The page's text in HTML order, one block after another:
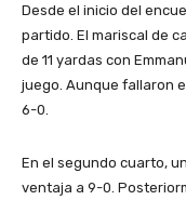
Desde el inicio del
partido. El mariscal de
de 11 yardas con
juego. Aunque fallaron
6-0.
En el segundo cuarto,
ventaja a 9-0.